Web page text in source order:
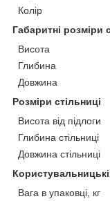
Колір
Габаритні розміри
Висота
Глибина
Довжина
Розміри стільниці
Висота від підлоги
Глибина стільниці
Довжина стільниці
Вага в упаковці, кг